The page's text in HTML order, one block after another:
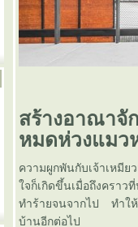
สร้างอาณาจั
หมดห่วงแมว
ความผูกพันกับเจ้าเหมี
จก็เกิดขึ้นเมื่อถึงคราว
ทำร้ายจนจากไป ทำให้
บ้านอีกต่อไป